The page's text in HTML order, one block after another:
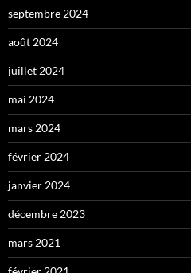
septembre 2024
août 2024
juillet 2024
mai 2024
mars 2024
février 2024
janvier 2024
décembre 2023
mars 2021